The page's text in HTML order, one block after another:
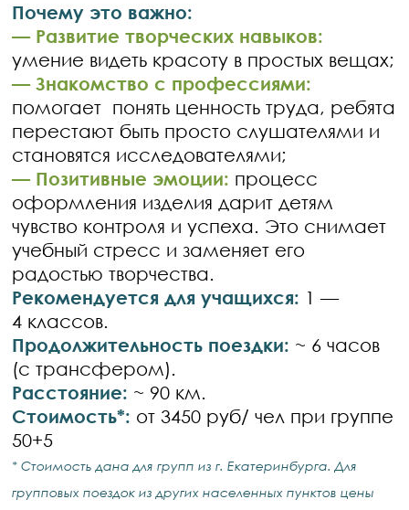
Почему это важно:
— Развитие творческих навыков:
умение видеть красоту в простых вещах;
— Знакомство с профессиями:
помогает понять ценность труда, ребята
перестают быть просто слушателями и
становятся исследователями;
— Позитивные эмоции: процесс
оформления изделия дарит детям
чувство контроля и успеха. Это снимает
учебный стресс и заменяет его
радостью творчества.
Рекомендуется для учащихся: 1 —
4 классов.
Продолжительность поездки: ~ 6 часов
(с трансфером).
Расстояние: ~ 90 км.
Стоимость*: от 3450 руб/ чел при группе
50+5
* Стоимость дана для групп из г. Екатеринбурга. Для
групповых поездок из других населенных пунктов цены